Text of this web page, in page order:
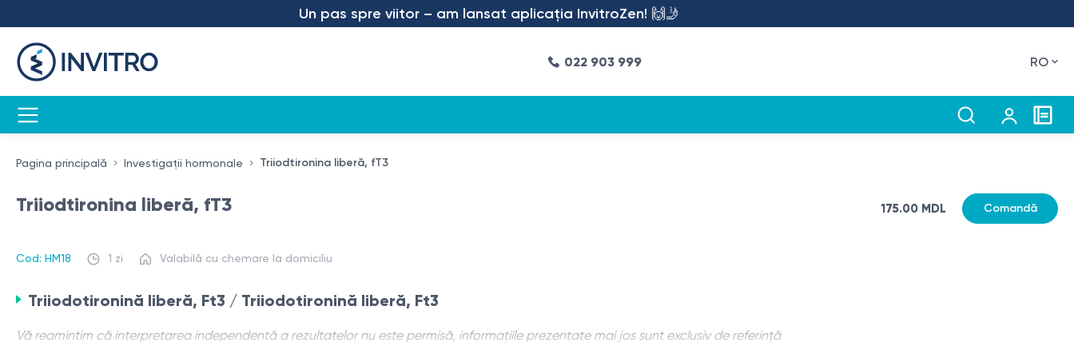
Un pas spre viitor – am lansat aplicația InvitroZen! 🙌🤳
022 903 999 RO
Pagina principală Investigații hormonale Triiodtironina liberă, fT3
Triiodtironina liberă, fT3
Cod: HM18 1 zi Valabilă cu chemare la domiciliu
175.00 MDL Comandă
Triiodotironină liberă, Ft3 / Triiodotironină liberă, Ft3
Vă reamintim că interpretarea independentă a rezultatelor nu este permisă, informațiile prezentate mai jos sunt exclusiv de referință